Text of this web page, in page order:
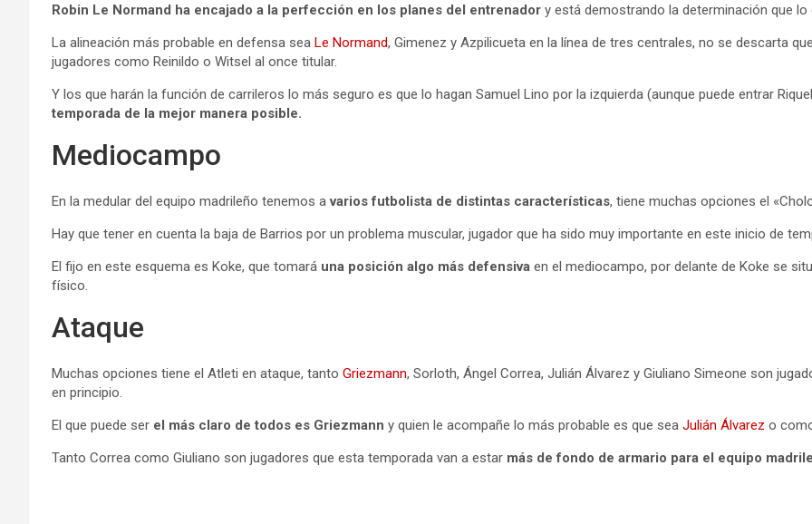
Robin Le Normand ha encajado a la perfección en los planes del entrenador y está demostrando la determinación que
La alineación más probable en defensa sea Le Normand, Gimenez y Azpilicueta en la línea de tres centrales, no se descarta
jugadores como Reinildo o Witsel al once titular.
Y los que harán la función de carrileros lo más seguro es que lo hagan Samuel Lino por la izquierda (aunque puede entrar
temporada de la mejor manera posible.
Mediocampo
En la medular del equipo madrileño tenemos avarios futbolista de distintas características, tiene muchas opciones el
Hay que tener en cuenta la baja de Barrios por un problema muscular, jugador que ha sido muy importante en este inicio de
El fijo en este esquema es Koke, que tomará una posición algo más defensiva en el mediocampo, por delante de Koke se
físico.
Ataque
Muchas opciones tiene el Atleti en ataque, tanto Griezmann, Sorloth, Ángel Correa, Julián Álvarez y Giuliano Simeone son
en principio.
El que puede ser el más claro de todos es Griezmann y quien le acompañe lo más probable es que sea Julián Álvarez o
Tanto Correa como Giuliano son jugadores que esta temporada van a estar más de fondo de armario para el equipo